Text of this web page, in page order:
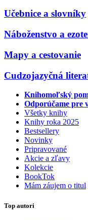
Učebnice a slovníky
Náboženstvo a
Mapy a cestovanie
Cudzojazyčná
Knihomoľský
Odporúčame pre
Všetky knihy
Knihy roka 2025
Bestsellery
Novinky
Pripravované
Akcie a zľavy
Kolekcie
BookTok
Mám záujem o titul
Top autori